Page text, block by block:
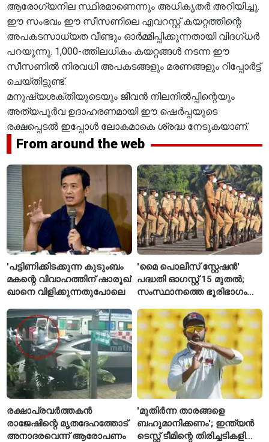
ആരോഗ്യനില സ്ഥിരമാണെന്നും അധികൃതർ അറിയിച്ചു.
ഈ സംഭവം ഈ സീസണിലെ എവറസ്റ്റ് കയറ്റത്തിന്റെ
അപകടസാധ്യത വീണ്ടും ഓർമ്മിപ്പിക്കുന്നതായി വിദഗ്ധർ
പറയുന്നു. 1,000-ത്തിലധികം കയറ്റങ്ങൾ നടന്ന ഈ
സീസണിൽ നിരവധി അപകടങ്ങളും മരണങ്ങളും റിപ്പോർട്ട്
ചെയ്തിട്ടുണ്ട്.
മനുഷ്യശക്തിയുടെയും ജീവൻ നിലനിൽപ്പിന്റെയും
അത്യപൂർവ ഉദാഹരണമായി ഈ ഷെർപ്പയുടെ
രക്ഷപ്പെടൽ ഇപ്പോൾ ലോകമാകെ ശ്രദ്ധ നേടുകയാണ്.
From around the web
'പട്ടിണിക്കിടക്കുന്ന കുടുംബം
മകന്റെ വിവാഹത്തിന് ഷാരൂഖ്
ഖാനെ വിളിക്കുന്നതുപോലെ
'മൈ പൊലീസ് സ്റ്റേഷൻ'
പദ്ധതി ഓഗസ്റ്റ് 15 മുതൽ;
സംസ്ഥാനത്തെ ഭൂരിഭാഗം
എസ്‌ഐമാർക്ക്
രക്ഷാപ്രവർത്തകൻ
രാജേഷിന്റെ മൃതദേഹത്തോട്
അനാദരവെന്ന് ആരോപണം
'മുതിർന്ന താരങ്ങളെ
ബഹുമാനിക്കണം'; ഇന്ത്യൻ
ടെസ്റ്റ് ടീമിന്റെ തിരിച്ചടികളിൽ